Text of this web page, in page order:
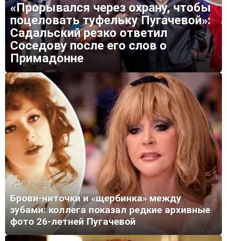
«Прорывался через охрану, чтобы
поцеловать туфельку Пугачевой»:
Садальский резко ответил
Соседову после его слов о
Примадонне
41 Репостов
Брови-ниточки и «щербинка» между
зубами: коллега показал редкие архивные
фото 26-летней Пугачевой